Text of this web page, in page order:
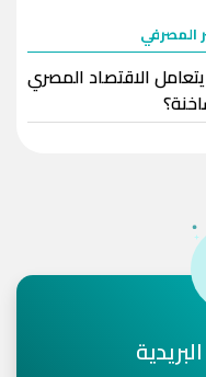
المصرفي
الاقتصاد المصري
البريدية